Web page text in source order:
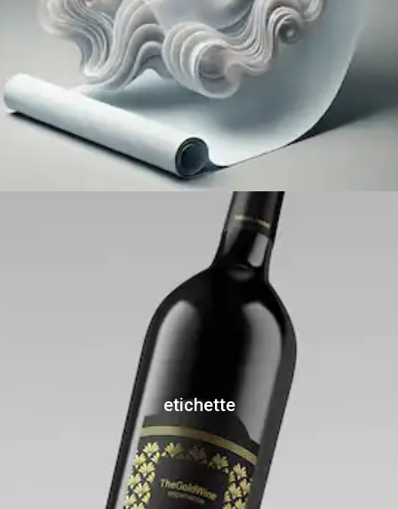
etichette